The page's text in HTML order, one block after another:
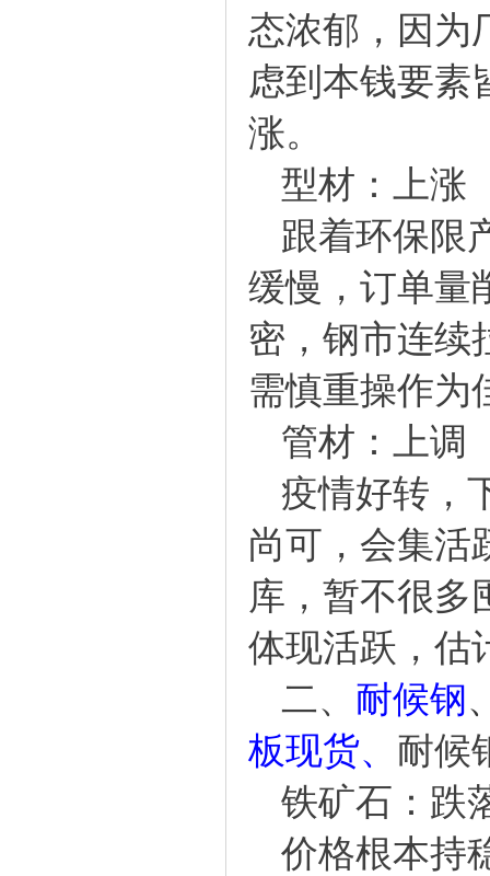
态浓郁，因为
虑到本钱要素
涨。
型材：上涨
跟着环保限
缓慢，订单量
密，钢市连续
需慎重操作为
管材：上调
疫情好转，
尚可，会集活
库，暂不很多
体现活跃，估
二、 耐候钢
板现货、 耐候
铁矿石：跌
价格根本持